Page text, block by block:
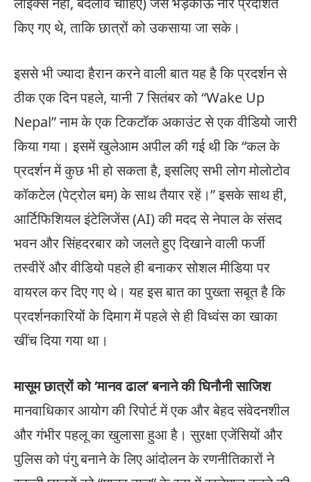
किए गए थे, ताकि छात्रों को उकसाया जा सके।
इससे भी ज्यादा हैरान करने वाली बात यह है कि प्रदर्शन से
ठीक एक दिन पहले, यानी 7 सितंबर को “Wake Up
Nepal” नाम के एक टिकटॉक अकाउंट से एक वीडियो जारी
किया गया। इसमें खुलेआम अपील की गई थी कि “कल के
प्रदर्शन में कुछ भी हो सकता है, इसलिए सभी लोग मोलोटोव
कॉकटेल (पेट्रोल बम) के साथ तैयार रहें।” इसके साथ ही,
आर्टिफिशियल इंटेलिजेंस (AI) की मदद से नेपाल के संसद
भवन और सिंहदरबार को जलते हुए दिखाने वाली फर्जी
तस्वीरें और वीडियो पहले ही बनाकर सोशल मीडिया पर
वायरल कर दिए गए थे। यह इस बात का पुख्ता सबूत है कि
प्रदर्शनकारियों के दिमाग में पहले से ही विध्वंस का खाका
खींच दिया गया था।
मासूम छात्रों को ‘मानव ढाल’ बनाने की घिनौनी साजिश
मानवाधिकार आयोग की रिपोर्ट में एक और बेहद संवेदनशील
और गंभीर पहलू का खुलासा हुआ है। सुरक्षा एजेंसियों और
पुलिस को पंगु बनाने के लिए आंदोलन के रणनीतिकारों ने